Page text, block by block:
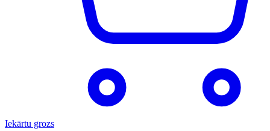
Iekārtu grozs